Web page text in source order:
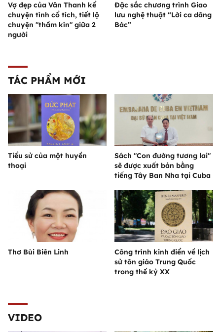
Vợ đẹp của Văn Thanh kể
chuyện tình cổ tích, tiết lộ
chuyện "thầm kín" giữa 2
người
Đặc sắc chương trình Giao
lưu nghệ thuật “Lời ca dâng
Bác”
TÁC PHẨM MỚI
Tiểu sử của một huyền
thoại
Sách "Con đường tương lai"
sẽ được xuất bản bằng
tiếng Tây Ban Nha tại Cuba
Thơ Bùi Biên Linh
Công trình kinh điển về lịch
sử tôn giáo Trung Quốc
trong thế kỷ XX
VIDEO